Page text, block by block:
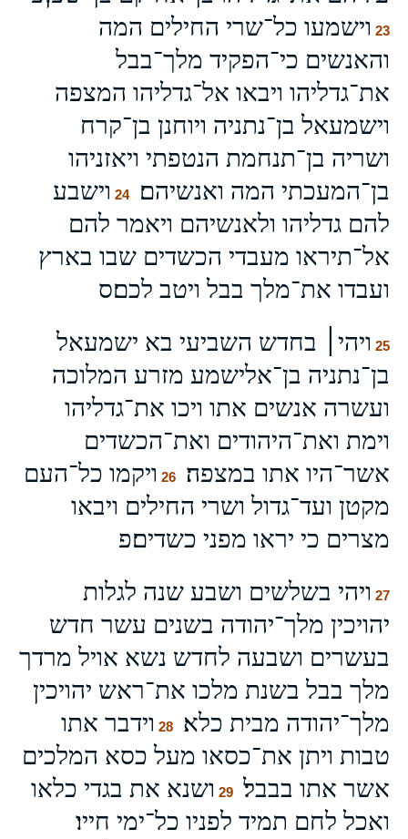
23 וישמעו כל־שרי החילים המה
והאנשים כי־הפקיד מלך־בבל
את־גדליהו ויבאו אל־גדליהו המצפה
וישמעאל בן־נתניה ויוחנן בן־קרח
ושריה בן־תנחמת הנטפתי ויאזניהו
בן־המעכתי המה ואנשיהם׃
24 וישבע
להם גדליהו ולאנשיהם ויאמר להם
אל־תיראו מעבדי הכשדים שבו בארץ
ועבדו את־מלך בבל ויטב לכם׃ס
25 ויהי׀ בחדש השביעי בא ישמעאל
בן־נתניה בן־אלישמע מזרע המלוכה
ועשרה אנשים אתו ויכו את־גדליהו
וימת ואת־היהודים ואת־הכשדים
אשר־היו אתו במצפה׃
26 ויקמו כל־העם
מקטן ועד־גדול ושרי החילים ויבאו
מצרים כי יראו מפני כשדים׃פ
27 ויהי בשלשים ושבע שנה לגלות
יהויכין מלך־יהודה בשנים עשר חדש
בעשרים ושבעה לחדש נשא אויל מרדך
מלך בבל בשנת מלכו את־ראש יהויכין
מלך־יהודה מבית כלא׃
28 וידבר אתו
טבות ויתן את־כסאו מעל כסא המלכים
אשר אתו בבבל׃
29 ושנא את בגדי כלאו
ואכל לחם תמיד לפניו כל־ימי חייו׃